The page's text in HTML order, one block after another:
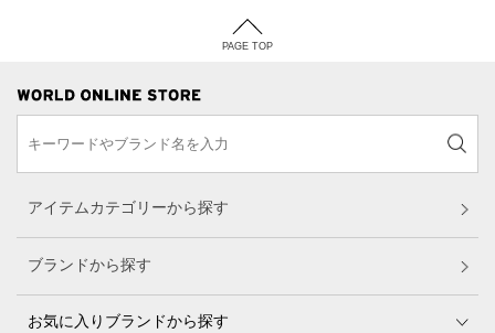
PAGE TOP
アイテムカテゴリーから探す
ブランドから探す
お気に入りブランドから探す